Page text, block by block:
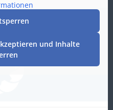
und Inhalte